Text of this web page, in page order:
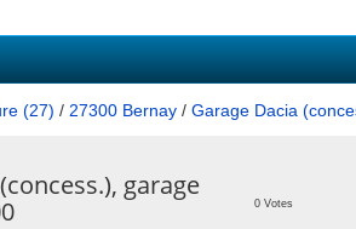
(27) / 27300 Bernay / Garage Dacia
garage
0 Votes